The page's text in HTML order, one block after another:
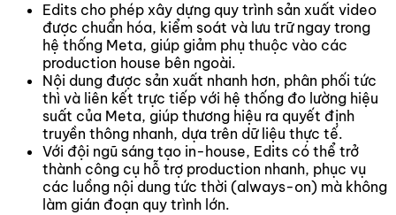
Edits cho phép xây dựng quy trình sản xuất video
được chuẩn hóa, kiểm soát và lưu trữ ngay trong
hệ thống Meta, giúp giảm phụ thuộc vào các
production house bên ngoài.
Nội dung được sản xuất nhanh hơn, phân phối tức
thì và liên kết trực tiếp với hệ thống đo lường hiệu
suất của Meta, giúp thương hiệu ra quyết định
truyền thông nhanh, dựa trên dữ liệu thực tế.
Với đội ngũ sáng tạo in-house, Edits có thể trở
thành công cụ hỗ trợ production nhanh, phục vụ
các luồng nội dung tức thời (always-on) mà không
làm gián đoạn quy trình lớn.